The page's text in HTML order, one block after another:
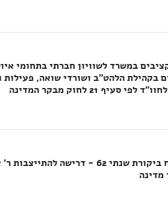
במשרד לשוויון חברתי בתחומי
בקהילת הלהט"ב ושורדי שואה, פעילות
21 לחוק מבקר המדינה
שירות חרדים בצה"ל, דוח ביקורת שנתי